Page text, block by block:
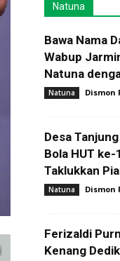
Natuna
Bawa Nama
Wabup
Natuna
Natuna Dismon
Desa
Bola HUT ke-
Taklukkan
Natuna Dismon
Ferizaldi
Kenang